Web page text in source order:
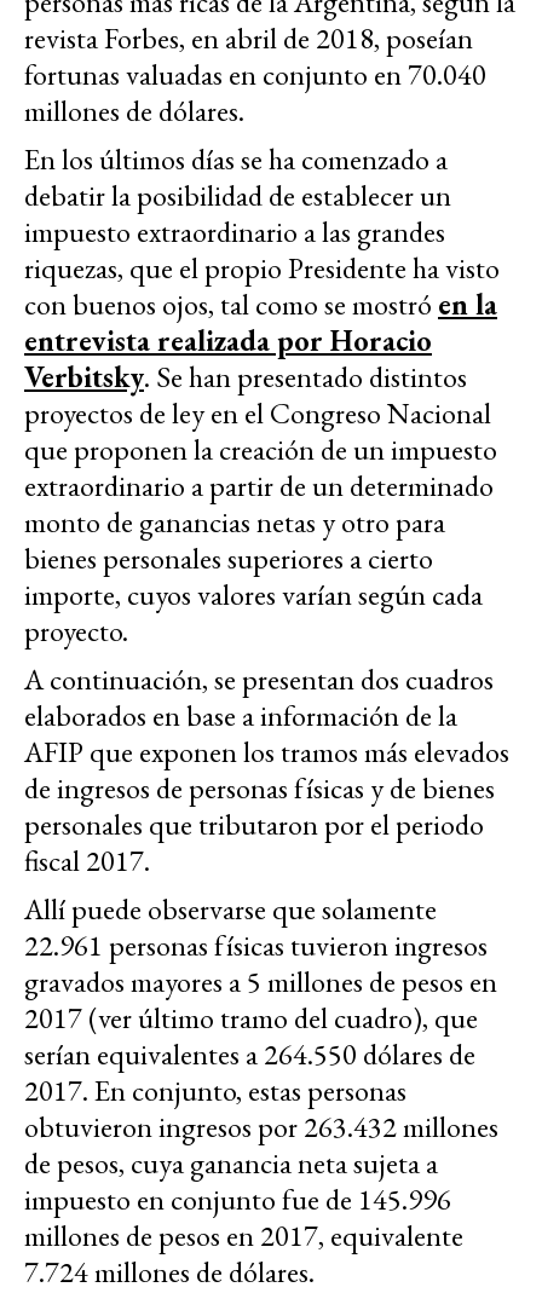
revista Forbes, en abril de 2018, poseían
fortunas valuadas en conjunto en 70.040
millones de dólares.
En los últimos días se ha comenzado a
debatir la posibilidad de establecer un
impuesto extraordinario a las grandes
riquezas, que el propio Presidente ha visto
con buenos ojos, tal como se mostró en la
entrevista realizada por Horacio
Verbitsky. Se han presentado distintos
proyectos de ley en el Congreso Nacional
que proponen la creación de un impuesto
extraordinario a partir de un determinado
monto de ganancias netas y otro para
bienes personales superiores a cierto
importe, cuyos valores varían según cada
proyecto.
A continuación, se presentan dos cuadros
elaborados en base a información de la
AFIP que exponen los tramos más elevados
de ingresos de personas físicas y de bienes
personales que tributaron por el periodo
fiscal 2017.
Allí puede observarse que solamente
22.961 personas físicas tuvieron ingresos
gravados mayores a 5 millones de pesos en
2017 (ver último tramo del cuadro), que
serían equivalentes a 264.550 dólares de
2017. En conjunto, estas personas
obtuvieron ingresos por 263.432 millones
de pesos, cuya ganancia neta sujeta a
impuesto en conjunto fue de 145.996
millones de pesos en 2017, equivalente
7.724 millones de dólares.